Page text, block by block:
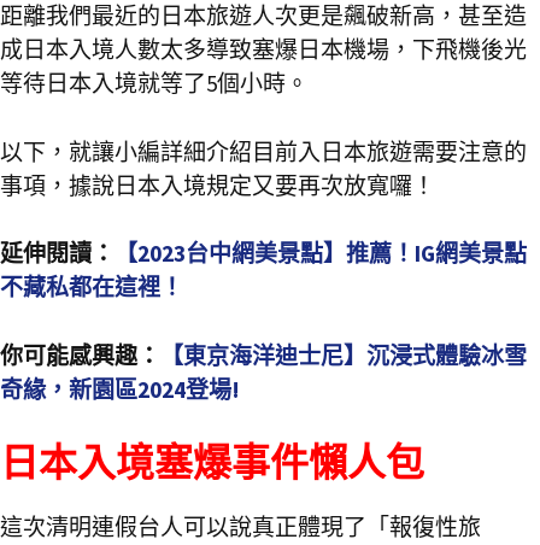
距離我們最近的日本旅遊人次更是飆破新高，甚至造
成日本入境人數太多導致塞爆日本機場，下飛機後光
等待日本入境就等了5個小時。
以下，就讓小編詳細介紹目前入日本旅遊需要注意的
事項，據說日本入境規定又要再次放寬囉！
延伸閱讀：
【2023台中網美景點】推薦！IG網美景點
不藏私都在這裡！
你可能感興趣：
【東京海洋迪士尼】沉浸式體驗冰雪
奇緣，新園區2024登場!
日本入境塞爆事件懶人包
這次清明連假台人可以說真正體現了「報復性旅